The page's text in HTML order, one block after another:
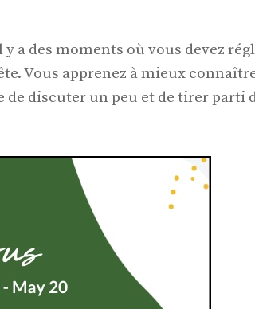
a des moments où vous devez
Vous apprenez à mieux
discuter un peu et de tirer parti